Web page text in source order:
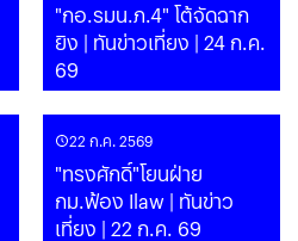
"กอ.รมน.ภ.4" โต้จัดฉาก
ยิง | ทันข่าวเที่ยง | 24 ก.ค.
69
22 ก.ค. 2569
"ทรงศักดิ์"โยนฝ่าย
กม.ฟ้อง Ilaw | ทันข่าว
เที่ยง | 22 ก.ค. 69